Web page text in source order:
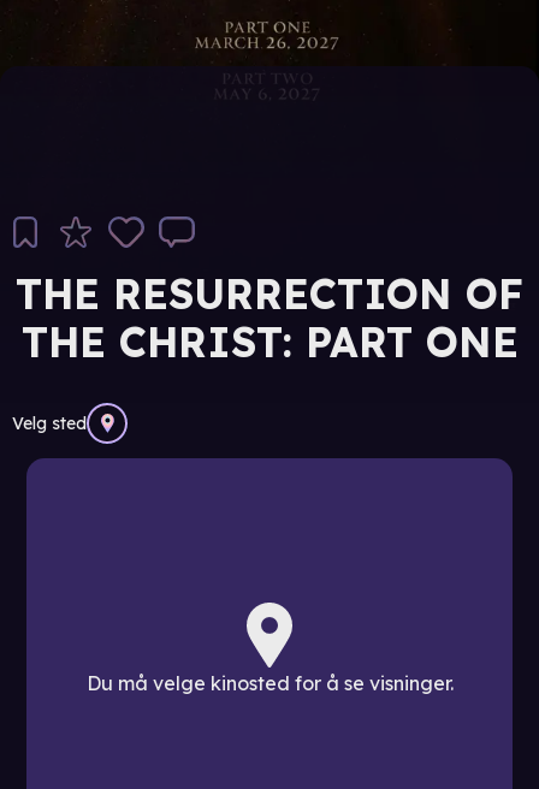
THE RESURRECTION OF
THE CHRIST: PART ONE
Velg sted
Du må velge kinosted for å se visninger.